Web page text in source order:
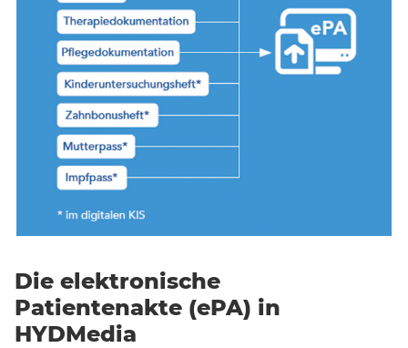
Die elektronische
Patientenakte (ePA) in
HYDMedia